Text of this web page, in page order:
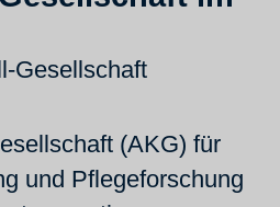
(AKG) für
und Pflegeforschung